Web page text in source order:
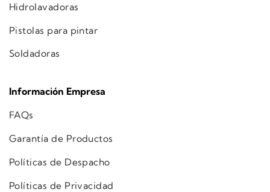
Hidrolavadoras
Pistolas para pintar
Soldadoras
Información Empresa
FAQs
Garantía de Productos
Políticas de Despacho
Políticas de Privacidad